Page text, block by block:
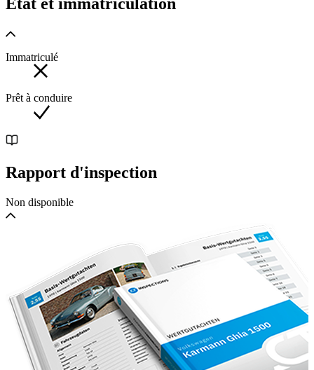
Vorbesitzer Prinz Chula Chakrabongse von Siam (jetzt
Thailand).
Juni 1960 über Jack Barclay aus London neu ausgeliefert
Der Silver Cloud II wird von dem damals neuesten 6,2-Liter-
V8-Motor angetrieben und ist mit allen damals verfügbaren
zusätzlichen Optionen ausgestattet, darunter Klimaanlage,
Servolenkung und elektrische Fensterheber. Gemäß den
sorgfältigen Anweisungen von Prinz Chula wurde das Auto
mit langen Rädern in Dunkelblau lackiert und mit dem
passenden Innenraum aus blauem Fell versehen,
einschließlich der Rohrleitungen und der Teppiche.
État et immatriculation
Immatriculé
Prêt à conduire
Rapport d'inspection
Non disponible